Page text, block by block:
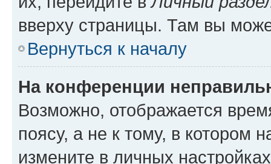
вверху страницы. Там вы
Вернуться к началу
На конференции
Возможно, отображается
поясу, а не к тому, в котором
измените в личных